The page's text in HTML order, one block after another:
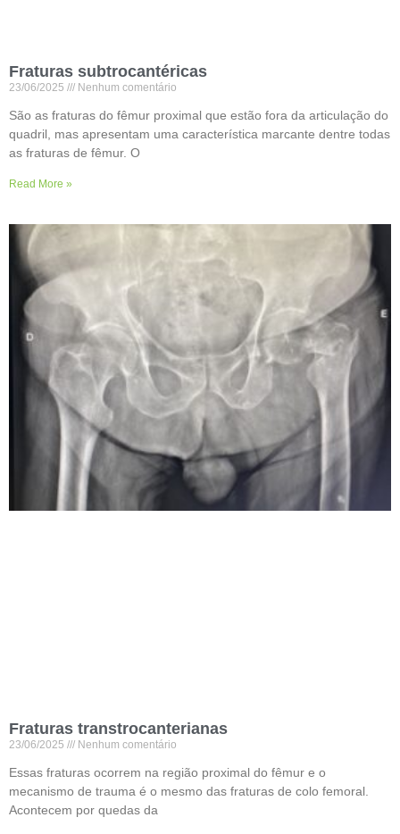
Fraturas subtrocantéricas
23/06/2025 Nenhum comentário
São as fraturas do fêmur proximal que estão fora da articulação do
quadril, mas apresentam uma característica marcante dentre todas
as fraturas de fêmur. O
Read More »
Fraturas transtrocanterianas
23/06/2025 Nenhum comentário
Essas fraturas ocorrem na região proximal do fêmur e o
mecanismo de trauma é o mesmo das fraturas de colo femoral.
Acontecem por quedas da